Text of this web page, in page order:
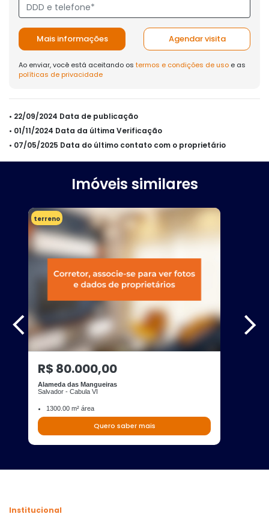
Mais informações Agendar visita
Ao enviar, você está aceitando os termos e condições de uso e as
políticas de privacidade
• 22/09/2024 Data de publicação
• 01/11/2024 Data da última Verificação
• 07/05/2025 Data do último contato com o proprietário
Imóveis similares
terreno
R$ 80.000,00
Alameda das Mangueiras
Salvador - Cabula VI
1300.00 m² área
Quero saber mais
Institucional